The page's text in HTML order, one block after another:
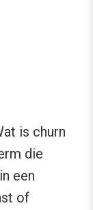
is churn
die
een
of